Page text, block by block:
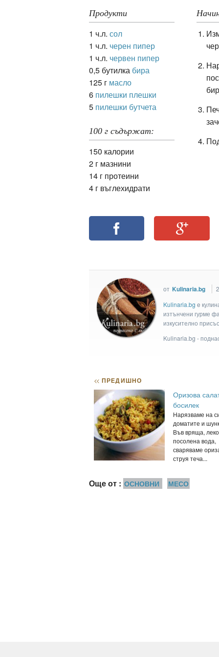
Продукти
1 ч.л. сол
1 ч.л. черен пипер
1 ч.л. червен пипер
0,5 бутилка бира
125 г масло
6 пилешки плешки
5 пилешки бутчета
100 г съдържат:
150 калории
2 г мазнини
14 г протеини
4 г въглехидрати
от Kulinaria.bg
Kulinaria.bg e
изтънчени гурме
изкусително
Kulinaria.bg -
<< ПРЕДИШНО
Оризова
босилек
Нарязваме на
доматите и
Във вряща, леко
посолена вода,
сваряваме
струя теча...
Още от : ОСНОВНИ МЕСО